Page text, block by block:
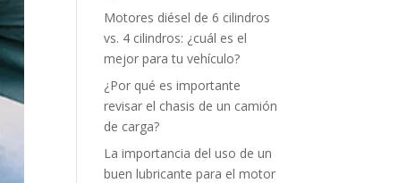
Motores diésel de 6 cilindros
vs. 4 cilindros: ¿cuál es el
mejor para tu vehículo?
¿Por qué es importante
revisar el chasis de un camión
de carga?
La importancia del uso de un
buen lubricante para el motor